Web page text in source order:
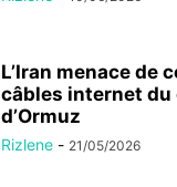
L’Iran menace de
câbles internet du
d’Ormuz
Rizlene - 21/05/2026